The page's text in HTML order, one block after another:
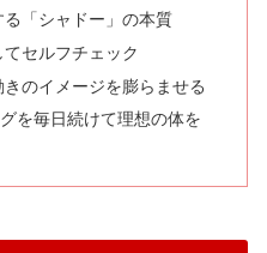
「シャドー」の本質
セルフチェック
のイメージを膨らませる
を毎日続けて理想の体を